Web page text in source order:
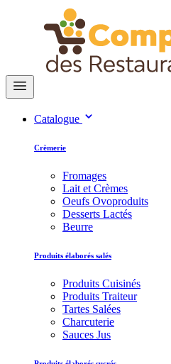
Catalogue
Crèmerie
Fromages
Lait et Crèmes
Oeufs Ovoproduits
Desserts Lactés
Beurre
Produits élaborés salés
Produits Cuisinés
Produits Traiteur
Tartes Salées
Charcuterie
Sauces Jus